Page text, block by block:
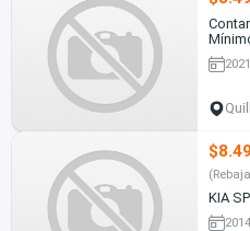
Plazo.
2021
KIA
2014